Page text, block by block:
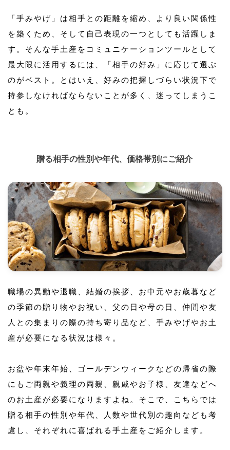
「手みやげ」は相手との距離を縮め、より良い関係性
を築くため、そして自己表現の一つとしても活躍しま
す。そんな手土産をコミュニケーションツールとして
最大限に活用するには、「相手の好み」に応じて選ぶ
のがベスト。とはいえ、好みの把握しづらい状況下で
持参しなければならないことが多く、迷ってしまうこ
とも。
贈る相手の性別や年代、価格帯別にご紹介
職場の異動や退職、結婚の挨拶、お中元やお歳暮など
の季節の贈り物やお祝い、父の日や母の日、仲間や友
人との集まりの際の持ち寄り品など、手みやげやお土
産が必要になる状況は様々。
お盆や年末年始、ゴールデンウィークなどの帰省の際
にもご両親や義理の両親、親戚やお子様、友達などへ
のお土産が必要になりますよね。そこで、こちらでは
贈る相手の性別や年代、人数や世代別の趣向なども考
慮し、それぞれに喜ばれる手土産をご紹介します。